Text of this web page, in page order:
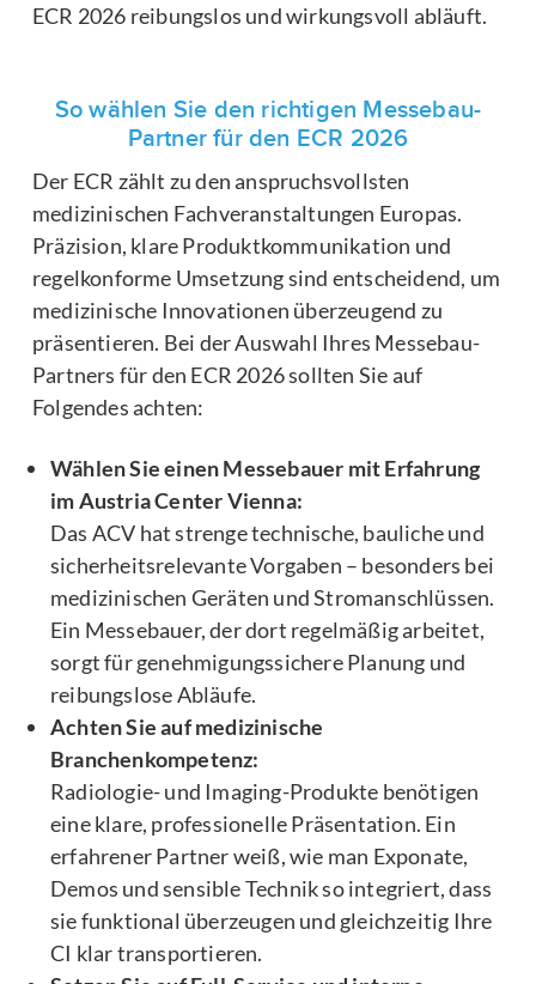
ECR 2026 reibungslos und wirkungsvoll abläuft.
So wählen Sie den richtigen Messebau-
Partner für den ECR 2026
Der ECR zählt zu den anspruchsvollsten
medizinischen Fachveranstaltungen Europas.
Präzision, klare Produktkommunikation und
regelkonforme Umsetzung sind entscheidend, um
medizinische Innovationen überzeugend zu
präsentieren. Bei der Auswahl Ihres Messebau-
Partners für den ECR 2026 sollten Sie auf
Folgendes achten:
Wählen Sie einen Messebauer mit Erfahrung
im Austria Center Vienna:
Das ACV hat strenge technische, bauliche und
sicherheitsrelevante Vorgaben – besonders bei
medizinischen Geräten und Stromanschlüssen.
Ein Messebauer, der dort regelmäßig arbeitet,
sorgt für genehmigungssichere Planung und
reibungslose Abläufe.
Achten Sie auf medizinische
Branchenkompetenz:
Radiologie- und Imaging-Produkte benötigen
eine klare, professionelle Präsentation. Ein
erfahrener Partner weiß, wie man Exponate,
Demos und sensible Technik so integriert, dass
sie funktional überzeugen und gleichzeitig Ihre
CI klar transportieren.